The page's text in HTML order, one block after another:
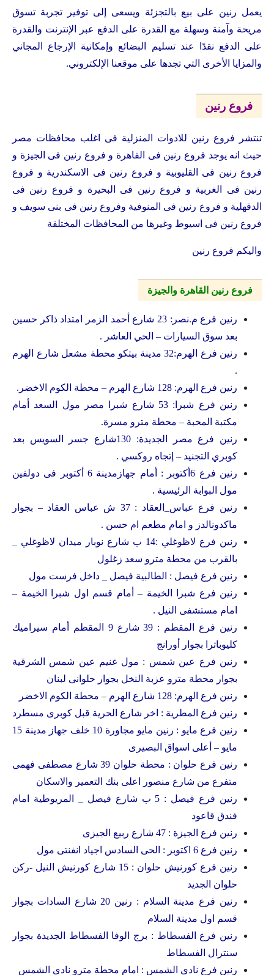
يعمل رنين على بيع بالتجزئة ويسعى إلى توفير تجربة تسوق
مريحة وآمنة وسهلة مع القدرة على الدفع عبر الإنترنت والقدرة
على الدفع نقدًا عند تسليم البضائع وإمكانية الإرجاع المجاني
والمزايا الأخرى التي تجدها على موقعنا الإلكتروني.
فروع رنين
تنتشر فروع رنين للادوات المنزلية فى اغلب محافظات مصر
حيث انه يوجد فروع رنين فى القاهرة و فروع رنين فى الجيزة و
فروع رنين فى القليوبية و فروع رنين فى الاسكندرية و فروع
رنين فى الغربية و فروع رنين فى البحيرة و فروع رنين فى
الدقهلية و فروع رنين فى المنوفية وفروع رنين فى بنى سويف و
فروع رنين فى اسيوط وغيرها من المحافظات المختلفة
واليكم فروع رنين
فروع رنين القاهرة والجيزة
رنين فرع م.نصر: 23 شارع أحمد الزمر امتداد ذاكر حسين
بعد سوق السيارات – الحي العاشر .
رنين فرع الهرم:32 مدينة بيتكو محطة مشعل شارع الهرم
.
رنين فرع الهرم: 128 شارع الهرم – محطة الكوم الاخضر.
رنين فرع شبرا: 53 شارع شبرا مصر مول السعد أمام
مكتبة المحبة – محطة مترو مسرة.
رنين فرع مصر الجديدة: 130شارع جسر السويس بعد
كوبري التجنيد – إتجاه روكسي .
رنين فرع 6أكتوبر : أمام جهازمدينة 6 أكتوبر فى دولفين
مول البوابة الرئيسية .
رنين فرع عباس_العقاد : 37 ش عباس العقاد – بجوار
ماكدونالدز و امام مطعم ام حسن .
رنين فرع لاظوغلي :14 ب شارع نوبار ميدان لاظوغلي _
بالقرب من محطة مترو سعد زغلول
رنين فرع فيصل : الطالبية فيصل _ داخل فرست مول
رنين فرع شبرا الخيمة – أمام قسم اول شبرا الخيمة –
امام مستشفى النيل .
رنين فرع المقطم : 39 شارع 9 المقطم أمام سيراميك
كليوباترا بجوار أورانج
رنين فرع عين شمس : مول غنيم عين شمس الشرقية
بجوار محطة مترو عزبة النخل بجوار حلوانى لبنان
رنين فرع الهرم: 128 شارع الهرم – محطة الكوم الاخضر
رنين فرع المطرية : اخر شارع الحرية قبل كوبرى مسطرد
رنين فرع مايو : رنين مايو مجاورة 10 خلف جهاز مدينة 15
مايو – أعلى اسواق البصيرى
رنين فرع حلوان : محطة حلوان 39 شارع مصطفى فهمى
متفرع من شارع منصور اعلى بنك التعمير والاسكان
رنين فرع فيصل : 5 ب شارع فيصل _ المريوطية امام
فندق قاعود
رنين فرع الجيزة : 47 شارع ربيع الجيزى
رنين فرع 6 اكتوبر : الحى السادس اجياد انفنتى مول
رنين فرع كورنيش حلوان : 15 شارع كورنيش النيل -ركن
حلوان الجديد
رنين فرع مدينة السلام : رنين 20 شارع السادات بجوار
قسم اول مدينة السلام
رنين فرع الفسطاط : برج الوفا الفسطاط الجديدة بجوار
سنترال الفسطاط
رنين فرع نادى الشمس : امام محطة مترو نادى الشمس